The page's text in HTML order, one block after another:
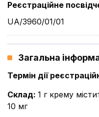
Реєстраційне
UA/3960/01/01
Загальна
Термін дії
Склад: 1 г крему
10 мг